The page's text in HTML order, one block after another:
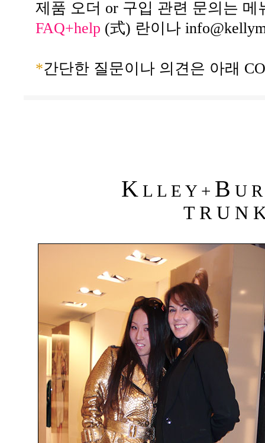
제품 오더 or 구입 관련 문의는 메
FAQ+help (式) 란이나
*간단한 질문이나 의견은 아래
K L L E Y + B U
T R U N